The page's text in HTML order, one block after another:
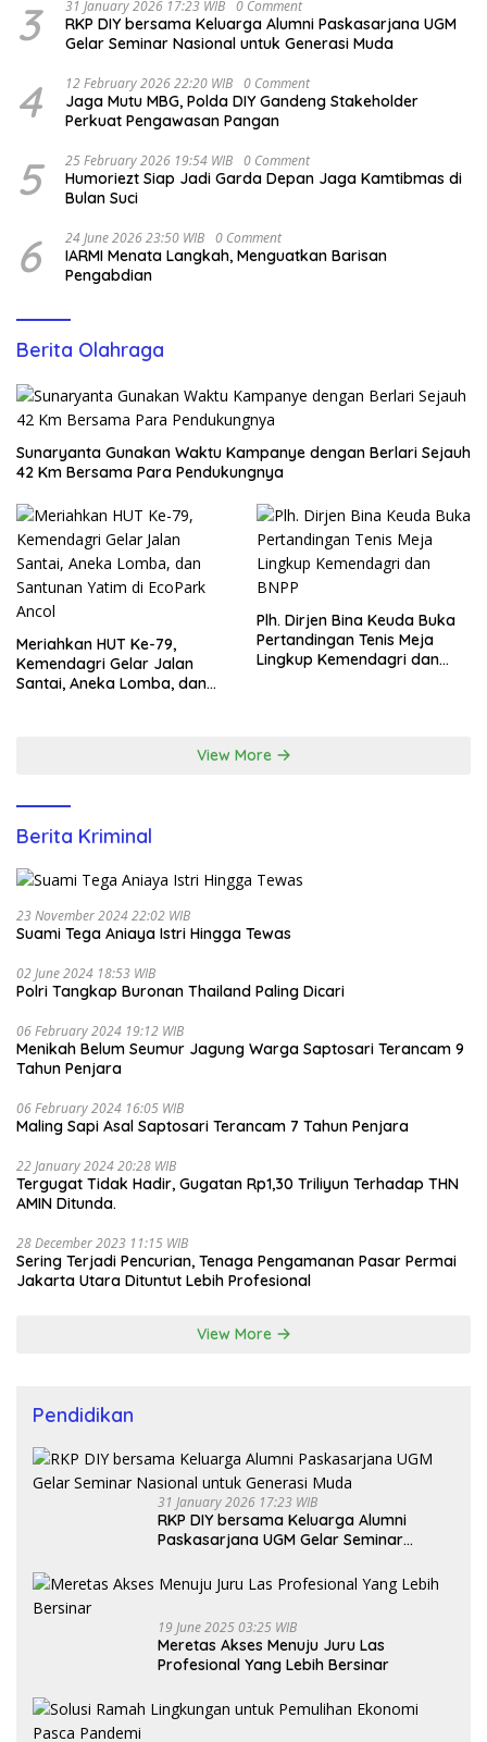
3 31 January 2026 17:23 WIB 0 Comment
RKP DIY bersama Keluarga Alumni Paskasarjana UGM
Gelar Seminar Nasional untuk Generasi Muda
4 12 February 2026 22:20 WIB 0 Comment
Jaga Mutu MBG, Polda DIY Gandeng Stakeholder
Perkuat Pengawasan Pangan
5 25 February 2026 19:54 WIB 0 Comment
Humoriezt Siap Jadi Garda Depan Jaga Kamtibmas di
Bulan Suci
6 24 June 2026 23:50 WIB 0 Comment
IARMI Menata Langkah, Menguatkan Barisan
Pengabdian
Berita Olahraga
Sunaryanta Gunakan Waktu Kampanye dengan Berlari Sejauh
42 Km Bersama Para Pendukungnya
Meriahkan HUT Ke-79,
Kemendagri Gelar Jalan
Santai, Aneka Lomba, dan
Plh. Dirjen Bina Keuda Buka
Pertandingan Tenis Meja
Lingkup Kemendagri dan
View More
Berita Kriminal
23 November 2024 22:02 WIB
Suami Tega Aniaya Istri Hingga Tewas
02 June 2024 18:53 WIB
Polri Tangkap Buronan Thailand Paling Dicari
06 February 2024 19:12 WIB
Menikah Belum Seumur Jagung Warga Saptosari Terancam 9
Tahun Penjara
06 February 2024 16:05 WIB
Maling Sapi Asal Saptosari Terancam 7 Tahun Penjara
22 January 2024 20:28 WIB
Tergugat Tidak Hadir, Gugatan Rp1,30 Triliyun Terhadap THN
AMIN Ditunda.
28 December 2023 11:15 WIB
Sering Terjadi Pencurian, Tenaga Pengamanan Pasar Permai
Jakarta Utara Dituntut Lebih Profesional
View More
Pendidikan
31 January 2026 17:23 WIB
RKP DIY bersama Keluarga Alumni
Paskasarjana UGM Gelar Seminar
19 June 2025 03:25 WIB
Meretas Akses Menuju Juru Las
Profesional Yang Lebih Bersinar